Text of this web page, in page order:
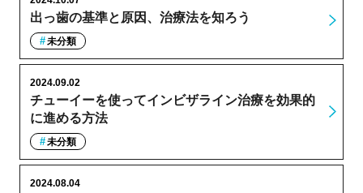
出っ歯の基準と原因、治療法を知ろう
未分類
チューイーを使ってインビザライン治療を効果的
に進める方法
2024.09.02
未分類
2024.08.04